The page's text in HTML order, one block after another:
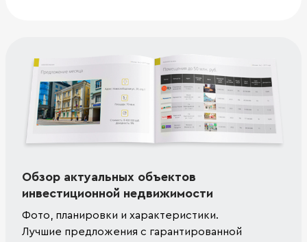
Обзор актуальных объектов
инвестиционной недвижимости
Фото, планировки и характеристики.
Лучшие предложения с гарантированной